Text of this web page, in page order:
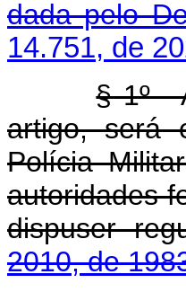
dada pelo
14.751, de
§ 1º -
artigo, será
Polícia
autoridades
dispuser
2010, de